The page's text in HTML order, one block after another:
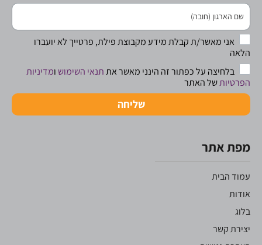
אני מאשר/ת קבלת מידע מקבוצת פילת, פרטייך לא יועברו
הלאה
בלחיצה על כפתור זה הינני מאשר אתתנאי השימוש ומדיניות
הפרטיותשל האתר
שליחה
מפת אתר
עמוד הבית
אודות
בלוג
יצירת קשר